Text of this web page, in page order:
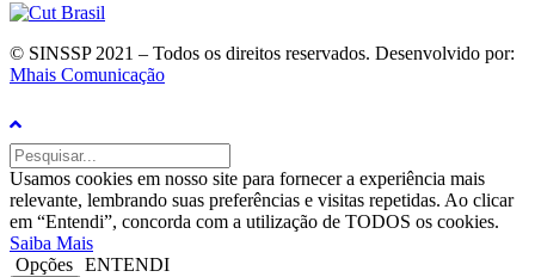
© SINSSP 2021 – Todos os direitos reservados. Desenvolvido por:
Mhais Comunicação
Usamos cookies em nosso site para fornecer a experiência mais
relevante, lembrando suas preferências e visitas repetidas. Ao clicar
em “Entendi”, concorda com a utilização de TODOS os cookies.
Saiba Mais
Opções ENTENDI